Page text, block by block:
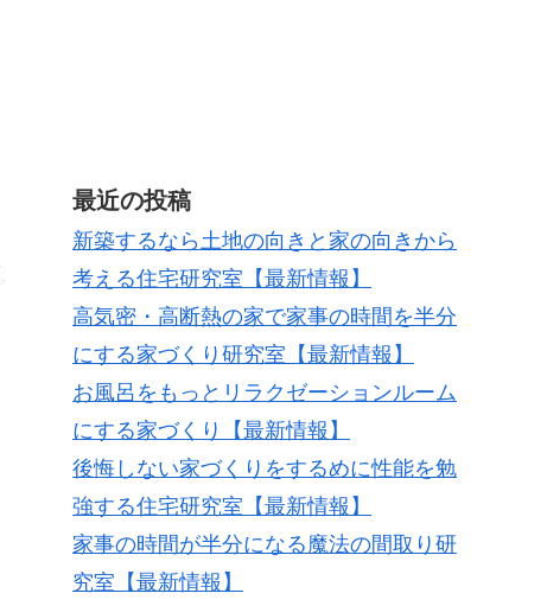
最近の投稿
新築するなら土地の向きと家の向きから
考える住宅研究室【最新情報】
高気密・高断熱の家で家事の時間を半分
にする家づくり研究室【最新情報】
お風呂をもっとリラクゼーションルーム
にする家づくり【最新情報】
後悔しない家づくりをするめに性能を勉
強する住宅研究室【最新情報】
家事の時間が半分になる魔法の間取り研
究室【最新情報】